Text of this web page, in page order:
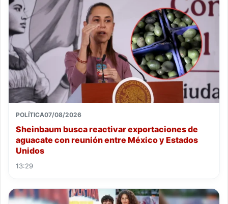
POLÍTICA07/08/2026
Sheinbaum busca reactivar exportaciones de
aguacate con reunión entre México y Estados
Unidos
13:29